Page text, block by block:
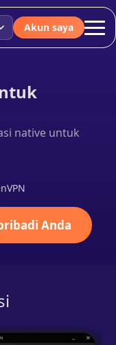
Akun saya
native untuk
Anda